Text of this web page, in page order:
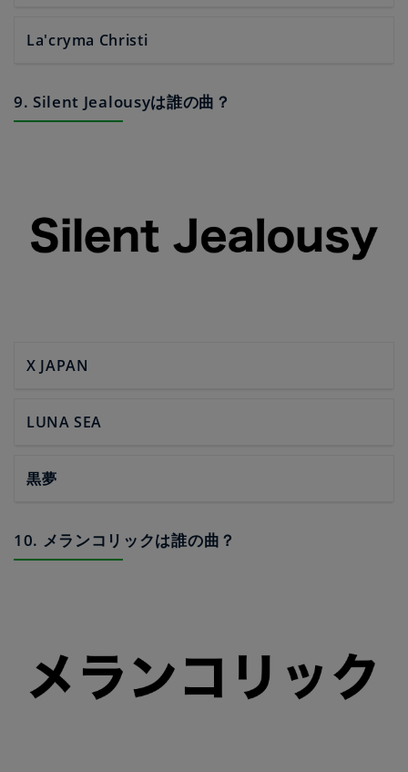
La'cryma Christi
9. Silent Jealousyは誰の曲？
X JAPAN
LUNA SEA
黒夢
10. メランコリックは誰の曲？